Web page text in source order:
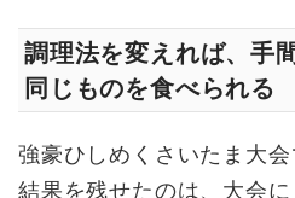
調理法を変えれば、手
同じものを食べられる
強豪ひしめくさいたま大
結果を残せたのは、大会